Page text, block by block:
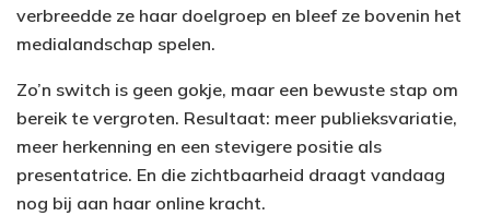
verbreedde ze haar doelgroep en bleef ze bovenin het
medialandschap spelen.
Zo’n switch is geen gokje, maar een bewuste stap om
bereik te vergroten. Resultaat: meer publieksvariatie,
meer herkenning en een stevigere positie als
presentatrice. En die zichtbaarheid draagt vandaag
nog bij aan haar online kracht.